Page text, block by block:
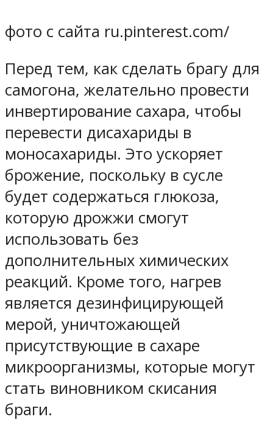
фото с сайта ru.pinterest.com/
Перед тем, как сделать брагу для
самогона, желательно провести
инвертирование сахара, чтобы
перевести дисахариды в
моносахариды. Это ускоряет
брожение, поскольку в сусле
будет содержаться глюкоза,
которую дрожжи смогут
использовать без
дополнительных химических
реакций. Кроме того, нагрев
является дезинфицирующей
мерой, уничтожающей
присутствующие в сахаре
микроорганизмы, которые могут
стать виновником скисания
браги.